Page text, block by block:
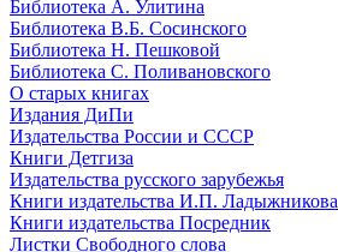
Библиотека А. Улитина
Библиотека В.Б. Сосинского
Библиотека Н. Пешковой
Библиотека С. Поливановского
О старых книгах
Издания ДиПи
Издательства России и СССР
Книги Детгиза
Издательства русского зарубежья
Книги издательства И.П. Ладыжникова
Книги издательства Посредник
Листки Свободного слова